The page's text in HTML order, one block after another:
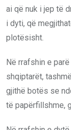
ai që nuk i jep të
i dyti, që
plotësisht.
Në rrafshin e
shqiptarët,
gjithë botës se
të papërfillshme,